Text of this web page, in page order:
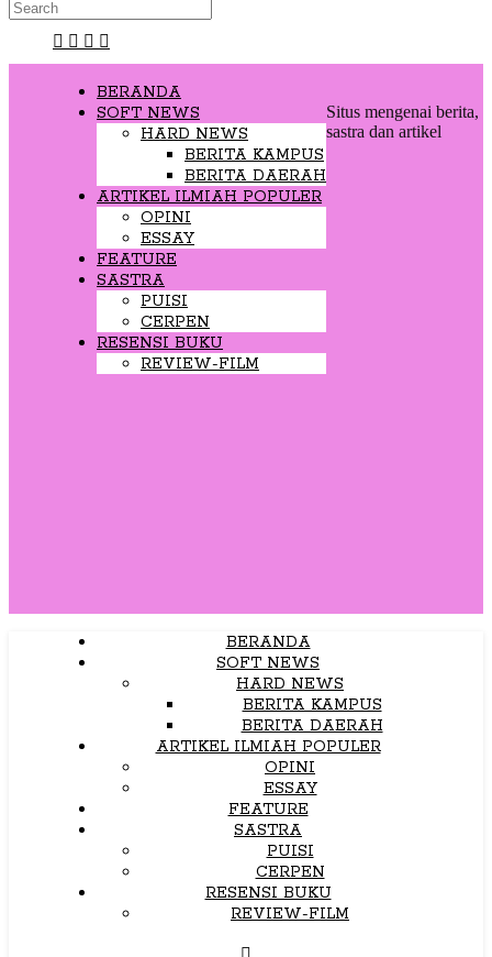
BERANDA
SOFT NEWS
HARD NEWS
BERITA KAMPUS
BERITA DAERAH
ARTIKEL ILMIAH POPULER
OPINI
ESSAY
FEATURE
SASTRA
PUISI
CERPEN
RESENSI BUKU
REVIEW-FILM
Situs mengenai berita,
sastra dan artikel
BERANDA
SOFT NEWS
HARD NEWS
BERITA KAMPUS
BERITA DAERAH
ARTIKEL ILMIAH POPULER
OPINI
ESSAY
FEATURE
SASTRA
PUISI
CERPEN
RESENSI BUKU
REVIEW-FILM